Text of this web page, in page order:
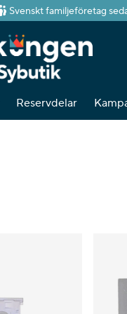
Svenskt familjeföretag
Reservdelar